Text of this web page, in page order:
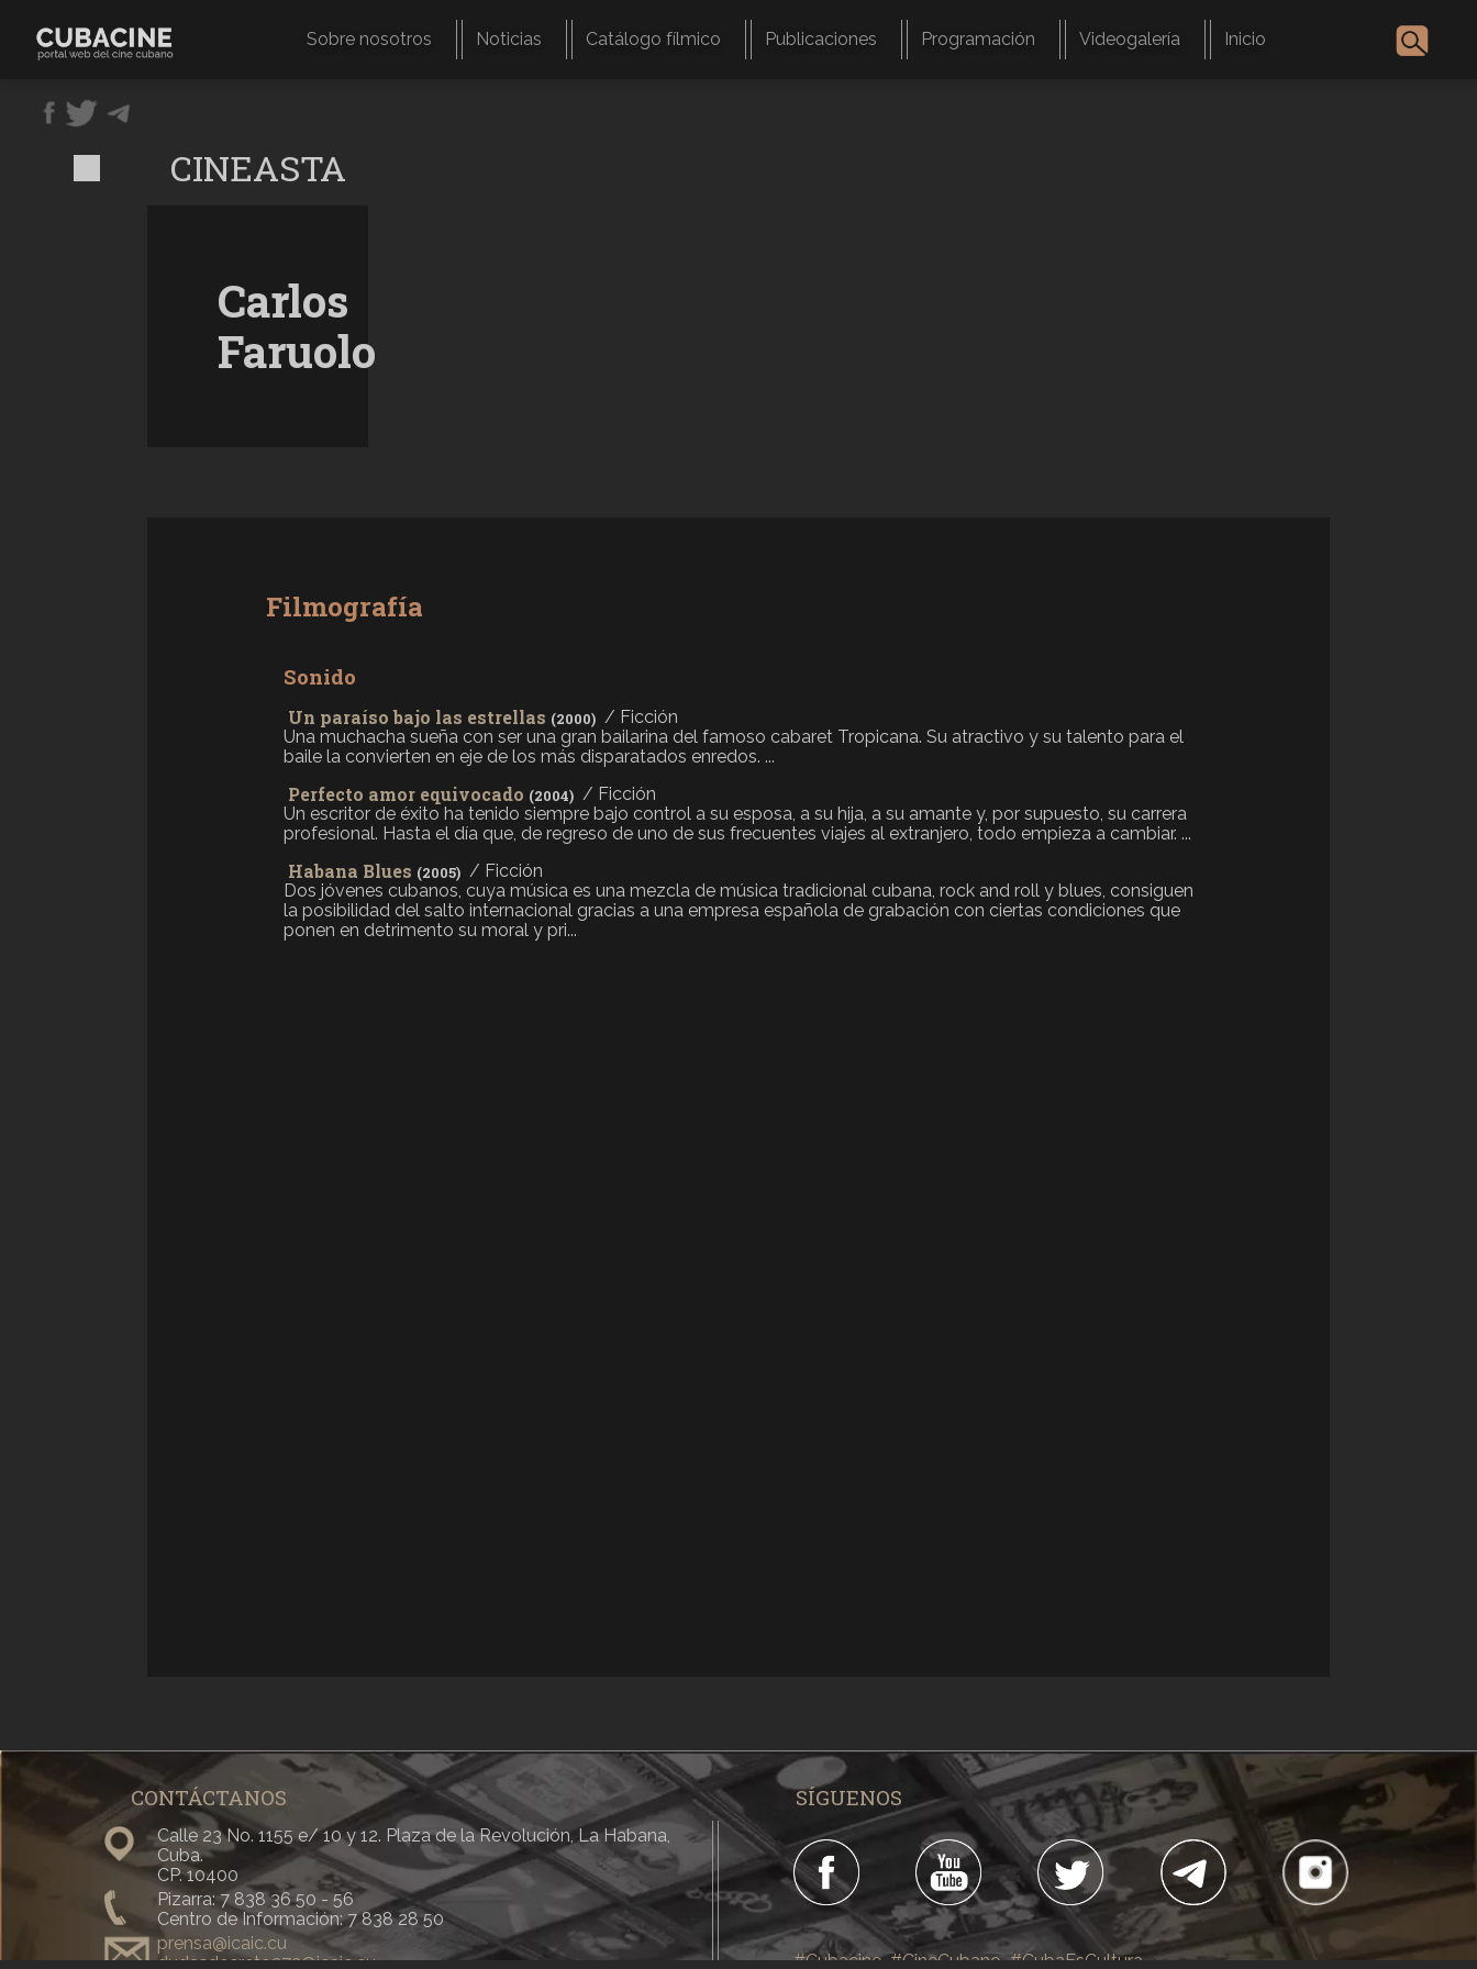
contenido
Navegación
Sobre nosotros Noticias Catálogo fílmico Publicaciones Programación Videogalería Inicio
CINEASTA
Carlos
Faruolo
Filmografía
Sonido
Un paraíso bajo las estrellas (2000) / Ficción
Una muchacha sueña con ser una gran bailarina del famoso cabaret Tropicana. Su atractivo y su talento para el
baile la convierten en eje de los más disparatados enredos. ...
Perfecto amor equivocado (2004) / Ficción
Un escritor de éxito ha tenido siempre bajo control a su esposa, a su hija, a su amante y, por supuesto, su carrera
profesional. Hasta el día que, de regreso de uno de sus frecuentes viajes al extranjero, todo empieza a cambiar. ...
Habana Blues (2005) / Ficción
Dos jóvenes cubanos, cuya música es una mezcla de música tradicional cubana, rock and roll y blues, consiguen
la posibilidad del salto internacional gracias a una empresa española de grabación con ciertas condiciones que
ponen en detrimento su moral y pri...
CONTÁCTANOS
Calle 23 No. 1155 e/ 10 y 12. Plaza de la Revolución, La Habana,
Cuba.
CP. 10400
Pizarra: 7 838 36 50 - 56
Centro de Información: 7 838 28 50
prensa@icaic.cu
dudasdecreto373@icaic.cu
SÍGUENOS
#Cubacine #CineCubano #CubaEsCultura